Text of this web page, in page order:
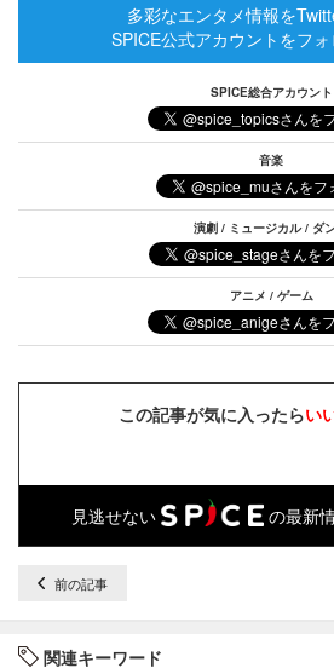
多彩なエンタメ情報を
SPICE公式アカウントをフォ
SPICE総合アカウント
音楽
演劇 / ミュージカル / ダ
アニメ / ゲーム
この記事が気に入ったらい
見逃せない の最新
前の記事
関連キーワード